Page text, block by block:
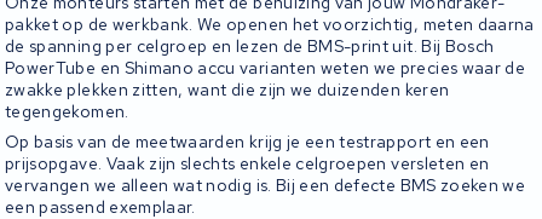
pakket op de werkbank. We openen het voorzichtig, meten daarna
de spanning per celgroep en lezen de BMS-print uit. Bij Bosch
PowerTube en Shimano accu varianten weten we precies waar de
zwakke plekken zitten, want die zijn we duizenden keren
tegengekomen.
Op basis van de meetwaarden krijg je een testrapport en een
prijsopgave. Vaak zijn slechts enkele celgroepen versleten en
vervangen we alleen wat nodig is. Bij een defecte BMS zoeken we
een passend exemplaar.